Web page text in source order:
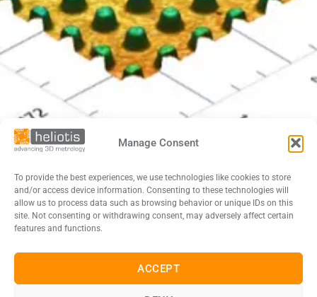
Manage Consent
To provide the best experiences, we use technologies like cookies to store
and/or access device information. Consenting to these technologies will
allow us to process data such as browsing behavior or unique IDs on this
site. Not consenting or withdrawing consent, may adversely affect certain
features and functions.
ACCEPT